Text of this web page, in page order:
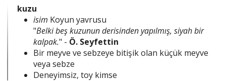
kuzu
isim Koyun yavrusu
"Belki beş kuzunun derisinden yapılmış, siyah bir
kalpak." - Ö. Seyfettin
Bir meyve ve sebzeye bitişik olan küçük meyve
veya sebze
Deneyimsiz, toy kimse